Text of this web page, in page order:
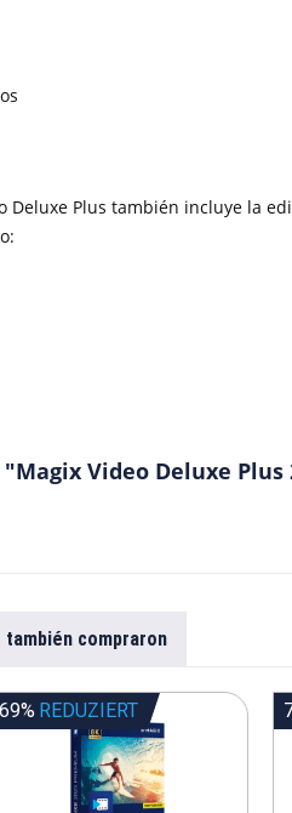
Deluxe Plus también incluye la
Video Deluxe
compraron
69% REDUZIERT